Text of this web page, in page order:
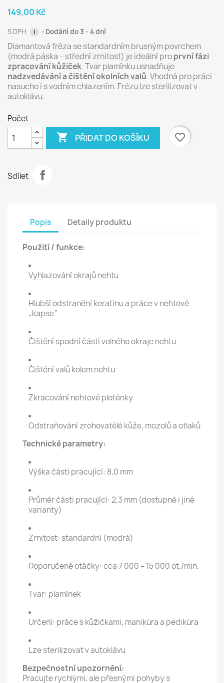
149,00 Kč
S DPH i Dodání do 3 - 4 dní
Diamantová fréza se standardním brusným povrchem
(modrá páska – střední zrnitost) je ideální proprvní fázi
zpracování kůžiček. Tvar plamínku usnadňuje
nadzvedávání a čištění okolních valů. Vhodná pro práci
nasucho i s vodním chlazením. Frézu lze sterilizovat v
autoklávu.
Počet
 PŘIDAT DO KOŠÍKU favorite_border
Sdílet
Popis Detaily produktu
Použití / funkce:
Vyhlazování okrajů nehtu
Hlubší odstranění keratinu a práce v nehtové
„kapse“
Čištění spodní části volného okraje nehtu
Čištění valů kolem nehtu
Zkracování nehtové ploténky
Odstraňování zrohovatělé kůže, mozolů a otlaků
Technické parametry:
Výška části pracující: 8,0 mm
Průměr části pracující: 2,3 mm (dostupné i jiné
varianty)
Zrnitost: standardní (modrá)
Doporučené otáčky: cca 7 000 – 15 000 ot./min.
Tvar: plamínek
Určení: práce s kůžičkami, manikúra a pedikúra
Lze sterilizovat v autoklávu
Bezpečnostní upozornění:
Pracujte rychlými, ale přesnými pohyby s